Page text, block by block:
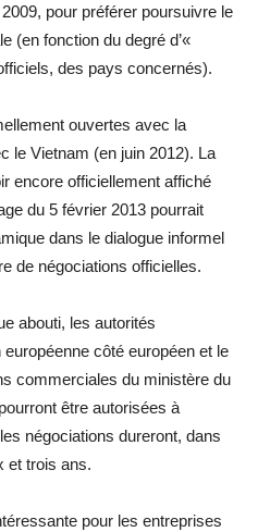
pour préférer poursuivre le
(en fonction du degré d’«
des pays concernés).
ouvertes avec la
le Vietnam (en juin 2012). La
encore officiellement affiché
du 5 février 2013 pourrait
dans le dialogue informel
de négociations officielles.
abouti, les autorités
côté européen et le
commerciales du ministère du
être autorisées à
négociations dureront, dans
et trois ans.
pour les entreprises